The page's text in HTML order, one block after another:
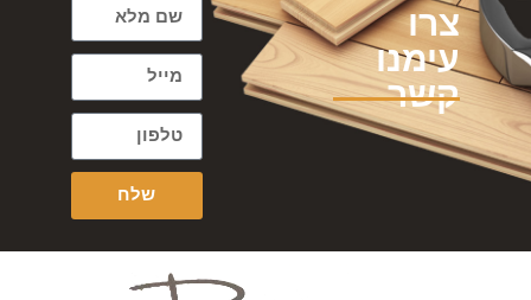
צרו
עימנו
קשר
שלח